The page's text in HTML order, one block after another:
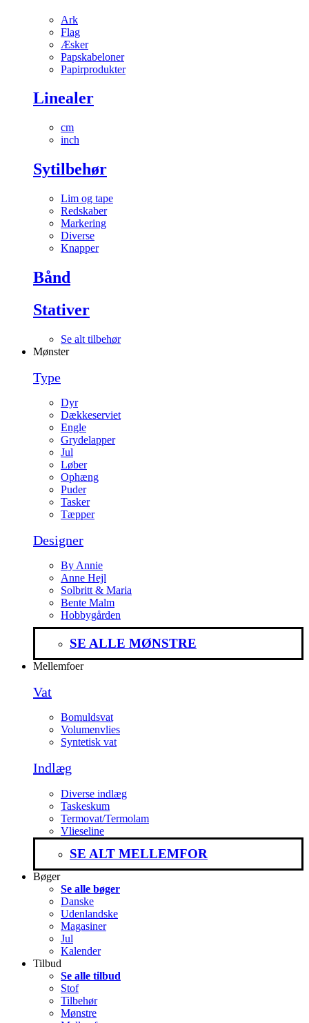
Ark
Flag
Æsker
Papskabeloner
Papirprodukter
Linealer
cm
inch
Sytilbehør
Lim og tape
Redskaber
Markering
Diverse
Knapper
Bånd
Stativer
Se alt tilbehør
Mønster
Type
Dyr
Dækkeserviet
Engle
Grydelapper
Jul
Løber
Ophæng
Puder
Tasker
Tæpper
Designer
By Annie
Anne Hejl
Solbritt & Maria
Bente Malm
Hobbygården
SE ALLE MØNSTRE
Mellemfoer
Vat
Bomuldsvat
Volumenvlies
Syntetisk vat
Indlæg
Diverse indlæg
Taskeskum
Termovat/Termolam
Vlieseline
SE ALT MELLEMFOR
Bøger
Se alle bøger
Danske
Udenlandske
Magasiner
Jul
Kalender
Tilbud
Se alle tilbud
Stof
Tilbehør
Mønstre